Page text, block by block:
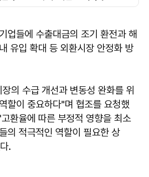
업들에 수출대금의 조기 환전과 해
유입 확대 등 외환시장 안정화 방
의 수급 개선과 변동성 완화를 위
할이 중요하다"며 협조를 요청했
환율에 따른 부정적 영향을 최소
의 적극적인 역할이 필요한 상
.